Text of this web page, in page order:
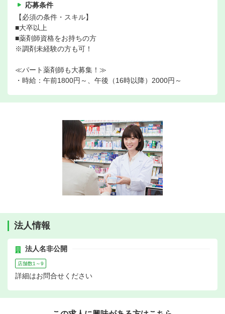
応募条件
【必須の条件・スキル】
■大卒以上
■薬剤師資格をお持ちの方
※調剤未経験の方も可！
≪パート薬剤師も大募集！≫
・時給：午前1800円～、午後（16時以降）2000円～
法人情報
法人名非公開
店舗数1～9
詳細はお問合せください